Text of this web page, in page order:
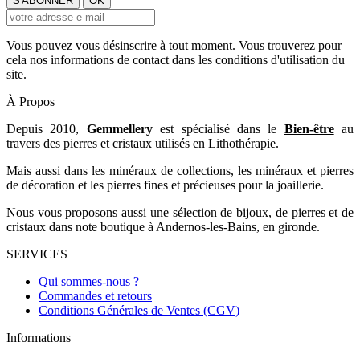
Vous pouvez vous désinscrire à tout moment. Vous trouverez pour
cela nos informations de contact dans les conditions d'utilisation du
site.
À Propos
Depuis 2010, Gemmelleryest spécialisé dans le Bien-êtreau
travers des pierres et cristaux utilisés en Lithothérapie.
Mais aussi dans les minéraux de collections, les minéraux et pierres
de décoration et les pierres fines et précieuses pour la joaillerie.
Nous vous proposons aussi une sélection de bijoux, de pierres et de
cristaux dans note boutique à Andernos-les-Bains, en gironde.
SERVICES
Qui sommes-nous ?
Commandes et retours
Conditions Générales de Ventes (CGV)
Informations